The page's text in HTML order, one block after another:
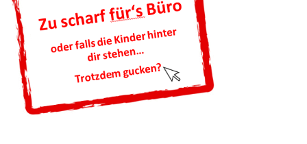
Zonfer 1pair Keks Ohrringe, Qu...